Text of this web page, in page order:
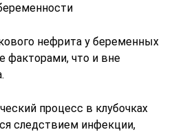
нефрита у беременных
факторами, что и вне
процесс в клубочках
следствием инфекции,